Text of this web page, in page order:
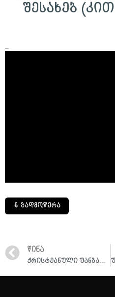
შესახებ
⇩ გადმოწერა
ᲬᲘᲜᲐ
ქრისტეანული უანგარო ზნეობრივ–მორალური ცხოვრების შესახებ (კითხვა–პასუხი)